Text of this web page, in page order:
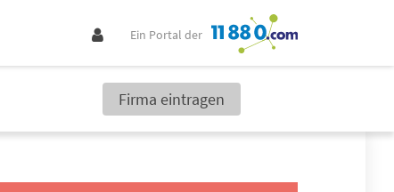
Ein Portal der
Firma eintragen